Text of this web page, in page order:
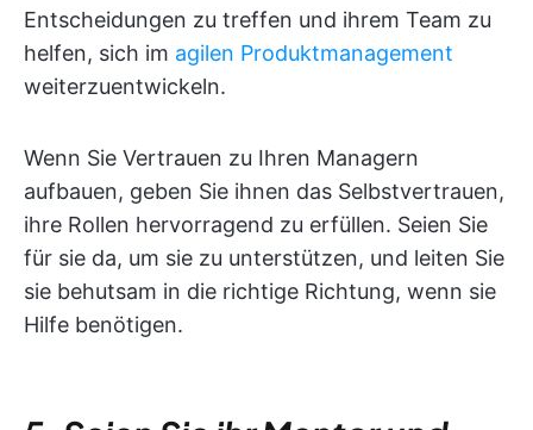
Entscheidungen zu treffen und ihrem Team zu
helfen, sich im agilen Produktmanagement
weiterzuentwickeln.
Wenn Sie Vertrauen zu Ihren Managern
aufbauen, geben Sie ihnen das Selbstvertrauen,
ihre Rollen hervorragend zu erfüllen. Seien Sie
für sie da, um sie zu unterstützen, und leiten Sie
sie behutsam in die richtige Richtung, wenn sie
Hilfe benötigen.